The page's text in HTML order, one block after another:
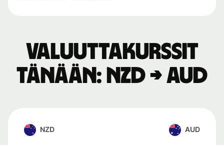
Valuuttakurssit
tänään: NZD → AUD
NZD AUD